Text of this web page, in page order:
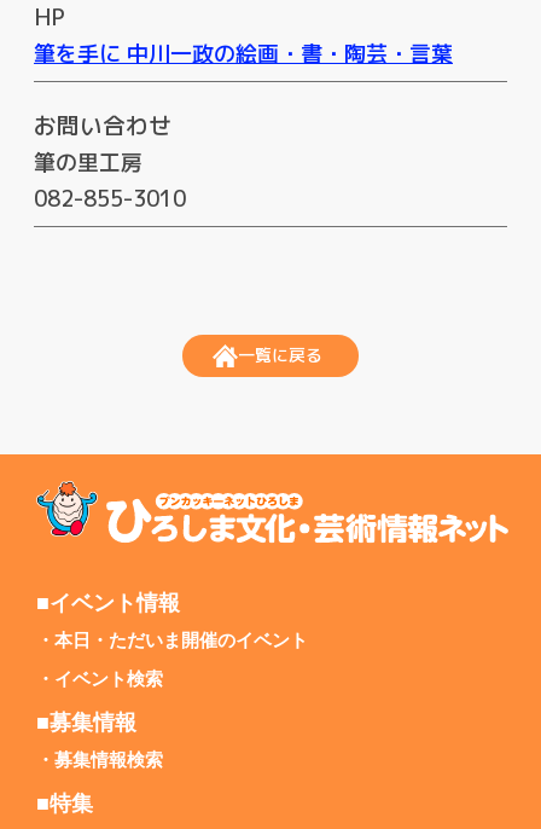
HP
筆を手に 中川一政の絵画・書・陶芸・言葉
お問い合わせ
筆の里工房
082-855-3010
一覧に戻る
■イベント情報
本日・ただいま開催のイベント
イベント検索
■募集情報
募集情報検索
■特集